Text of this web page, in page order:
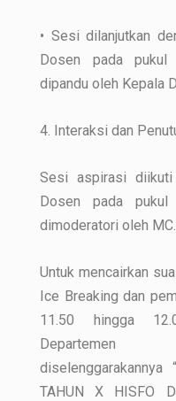
• Sesi dilanjutkan
Dosen pada pukul
dipandu oleh Kepala
4. Interaksi dan
Sesi aspirasi
Dosen pada
dimoderatori oleh MC.
Untuk mencairkan
Ice Breaking dan
11.50 hingga
Departemen
diselenggarakannya
TAHUN X HISFO